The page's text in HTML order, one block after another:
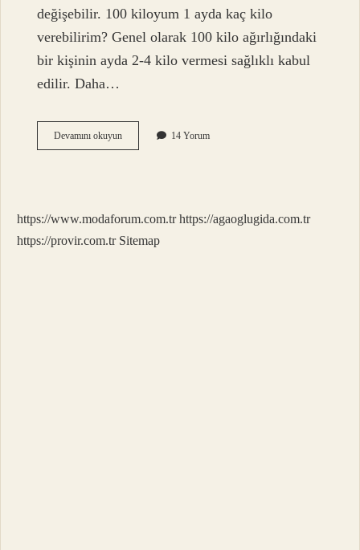
değişebilir. 100 kiloyum 1 ayda kaç kilo
verebilirim? Genel olarak 100 kilo ağırlığındaki
bir kişinin ayda 2-4 kilo vermesi sağlıklı kabul
edilir. Daha…
Devamını okuyun1
Günde
Verilir
Rekor
14 Yorum
https://www.modaforum.com.tr https://agaoglugida.com.tr
https://provir.com.tr Sitemap